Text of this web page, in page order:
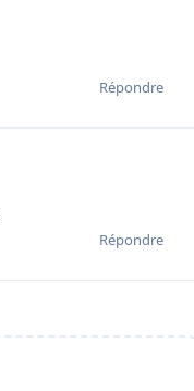
Répondre
Répondre